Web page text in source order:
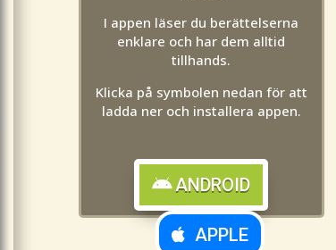
I appen läser du berättelserna
enklare och har dem alltid
tillhands.
Klicka på symbolen nedan för att
ladda ner och installera appen.
ANDROID
APPLE